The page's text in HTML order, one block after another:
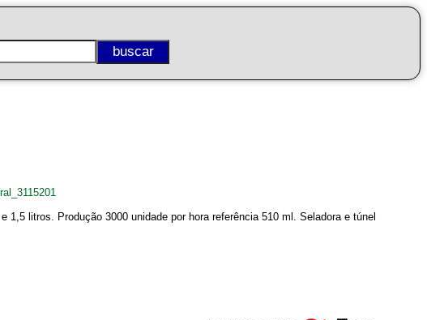
litros. Produção 3000 unidade por hora referência 510 ml. Seladora e túnel